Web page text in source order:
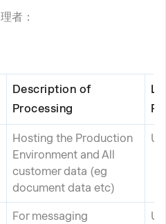
者：
Description of
Processing
Hosting the Production
Environment and All
customer data (eg
document data etc)
For messaging